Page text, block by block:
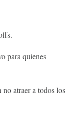
para quienes
atraer a todos los